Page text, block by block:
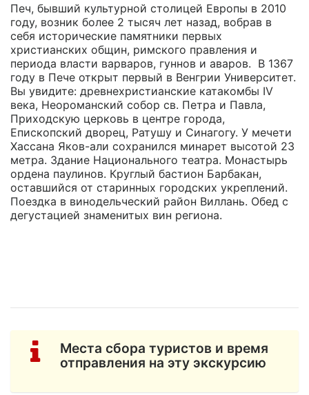
Печ, бывший культурной столицей Европы в 2010
году, возник более 2 тысяч лет назад, вобрав в
себя исторические памятники первых
христианских общин, римского правления и
периода власти варваров, гуннов и аваров. В 1367
году в Пече открыт первый в Венгрии Университет.
Вы увидите: древнехристианские катакомбы IV
века, Неороманский собор св. Петра и Павла,
Приходскую церковь в центре города,
Епископский дворец, Ратушу и Синагогу. У мечети
Хассана Яков-али сохранился минарет высотой 23
метра. Здание Национального театра. Монастырь
ордена паулинов. Круглый бастион Барбакан,
оставшийся от старинных городских укреплений.
Поездка в винодельческий район Виллань. Обед с
дегустацией знаменитых вин региона.
Места сбора туристов и время
отправления на эту экскурсию